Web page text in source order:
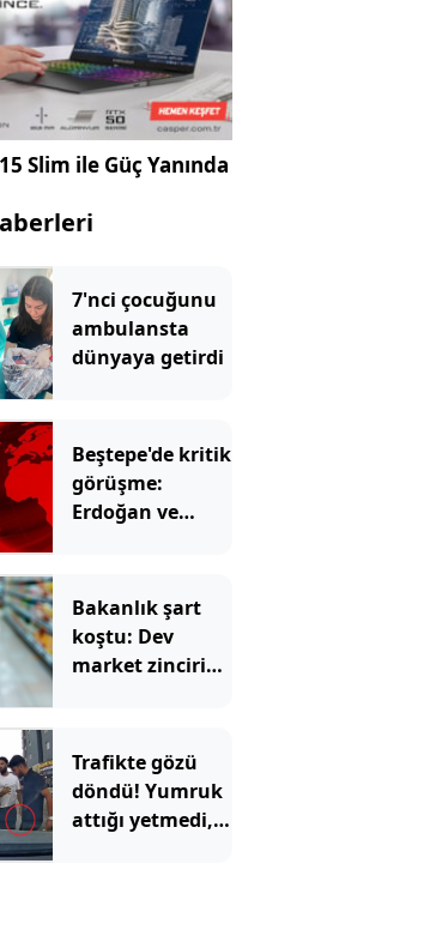
Slim ile Güç Yanında
7'nci çocuğunu
ambulansta
dünyaya getirdi
Beştepe'de kritik
görüşme:
Erdoğan ve
Bakanlık şart
koştu: Dev
market zinciri
Trafikte gözü
döndü! Yumruk
attığı yetmedi,